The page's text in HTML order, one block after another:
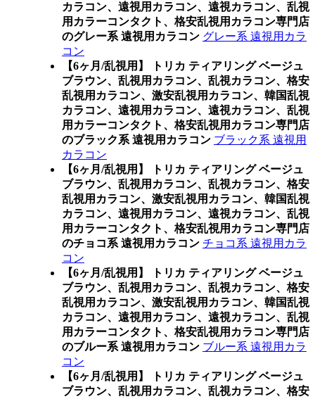
カラコン、遠視用カラコン、遠視カラコン、乱視
用カラーコンタクト、格安乱視用カラコン専門店
のグレー系 遠視用カラコン グレー系 遠視用カラ
コン
【6ヶ月/乱視用】 トリカ ティアリング ベージュ
ブラウン、乱視用カラコン、乱視カラコン、格安
乱視用カラコン、激安乱視用カラコン、韓国乱視
カラコン、遠視用カラコン、遠視カラコン、乱視
用カラーコンタクト、格安乱視用カラコン専門店
のブラック系 遠視用カラコン ブラック系 遠視用
カラコン
【6ヶ月/乱視用】 トリカ ティアリング ベージュ
ブラウン、乱視用カラコン、乱視カラコン、格安
乱視用カラコン、激安乱視用カラコン、韓国乱視
カラコン、遠視用カラコン、遠視カラコン、乱視
用カラーコンタクト、格安乱視用カラコン専門店
のチョコ系 遠視用カラコン チョコ系 遠視用カラ
コン
【6ヶ月/乱視用】 トリカ ティアリング ベージュ
ブラウン、乱視用カラコン、乱視カラコン、格安
乱視用カラコン、激安乱視用カラコン、韓国乱視
カラコン、遠視用カラコン、遠視カラコン、乱視
用カラーコンタクト、格安乱視用カラコン専門店
のブルー系 遠視用カラコン ブルー系 遠視用カラ
コン
【6ヶ月/乱視用】 トリカ ティアリング ベージュ
ブラウン、乱視用カラコン、乱視カラコン、格安